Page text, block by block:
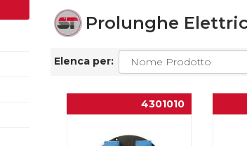
Prolunghe
Elenca per:
4301010